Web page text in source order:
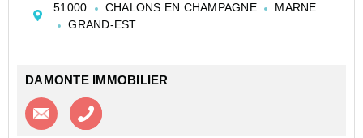
Il se compose comme-suit :
- Entrée avec placard
51000 CHALONS EN CHAMPAGNE
MARNE
GRAND-EST
DAMONTE IMMOBILIER
Contacter l'agence